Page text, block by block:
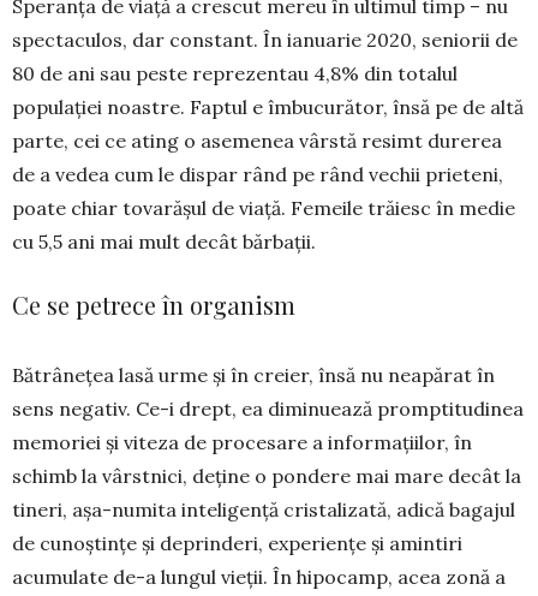
Speranța de viață a crescut mereu în ulti­mul timp – nu
spectaculos, dar constant. În ianua­rie 2020, seniorii de
80 de ani sau peste repre­zentau 4,8% din totalul
populației noastre. Fap­tul e îmbucurător, însă pe de altă
parte, cei ce ating o asemenea vârstă resimt durerea
de a ve­dea cum le dispar rând pe rând vechii prieteni,
poate chiar tovarășul de viață. Femeile trăiesc în medie
cu 5,5 ani mai mult decât bărbații.
Ce se petrece în organism
Bătrânețea lasă urme și în creier, însă nu nea­părat în
sens negativ. Ce-i drept, ea diminuează promptitudinea
memoriei și viteza de procesare a informațiilor, în
schimb la vârstnici, deține o pon­dere mai mare decât la
tineri, așa-numita inteli­gență cristalizată, adică bagajul
de cunoștințe și deprinderi, experiențe și amintiri
acumulate de-a lungul vieții. În hipocamp, acea zonă a